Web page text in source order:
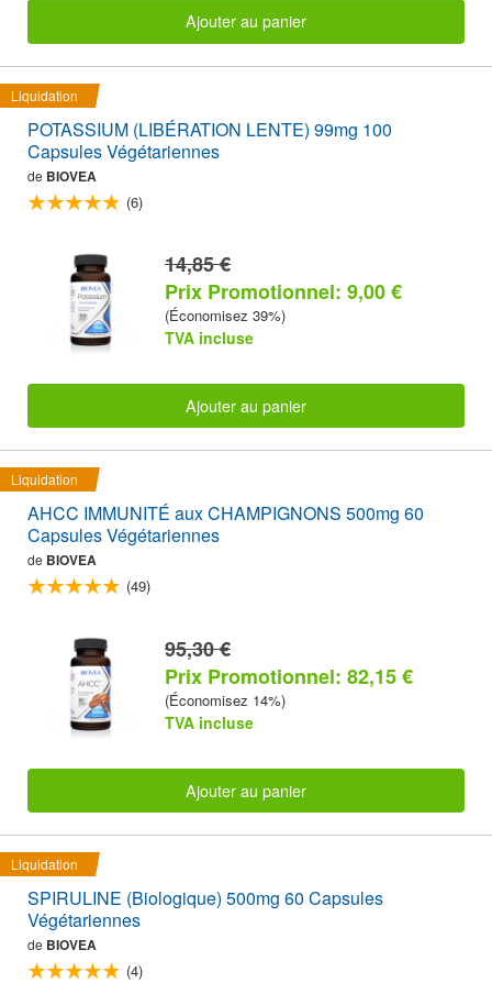
Ajouter au panier
Liquidation
POTASSIUM (LIBÉRATION LENTE) 99mg 100
Capsules Végétariennes
de BIOVEA
(6)
14,85 €
Prix Promotionnel: 9,00 €
(Économisez 39%)
TVA incluse
Ajouter au panier
Liquidation
AHCC IMMUNITÉ aux CHAMPIGNONS 500mg 60
Capsules Végétariennes
de BIOVEA
(49)
95,30 €
Prix Promotionnel: 82,15 €
(Économisez 14%)
TVA incluse
Ajouter au panier
Liquidation
SPIRULINE (Biologique) 500mg 60 Capsules
Végétariennes
de BIOVEA
(4)